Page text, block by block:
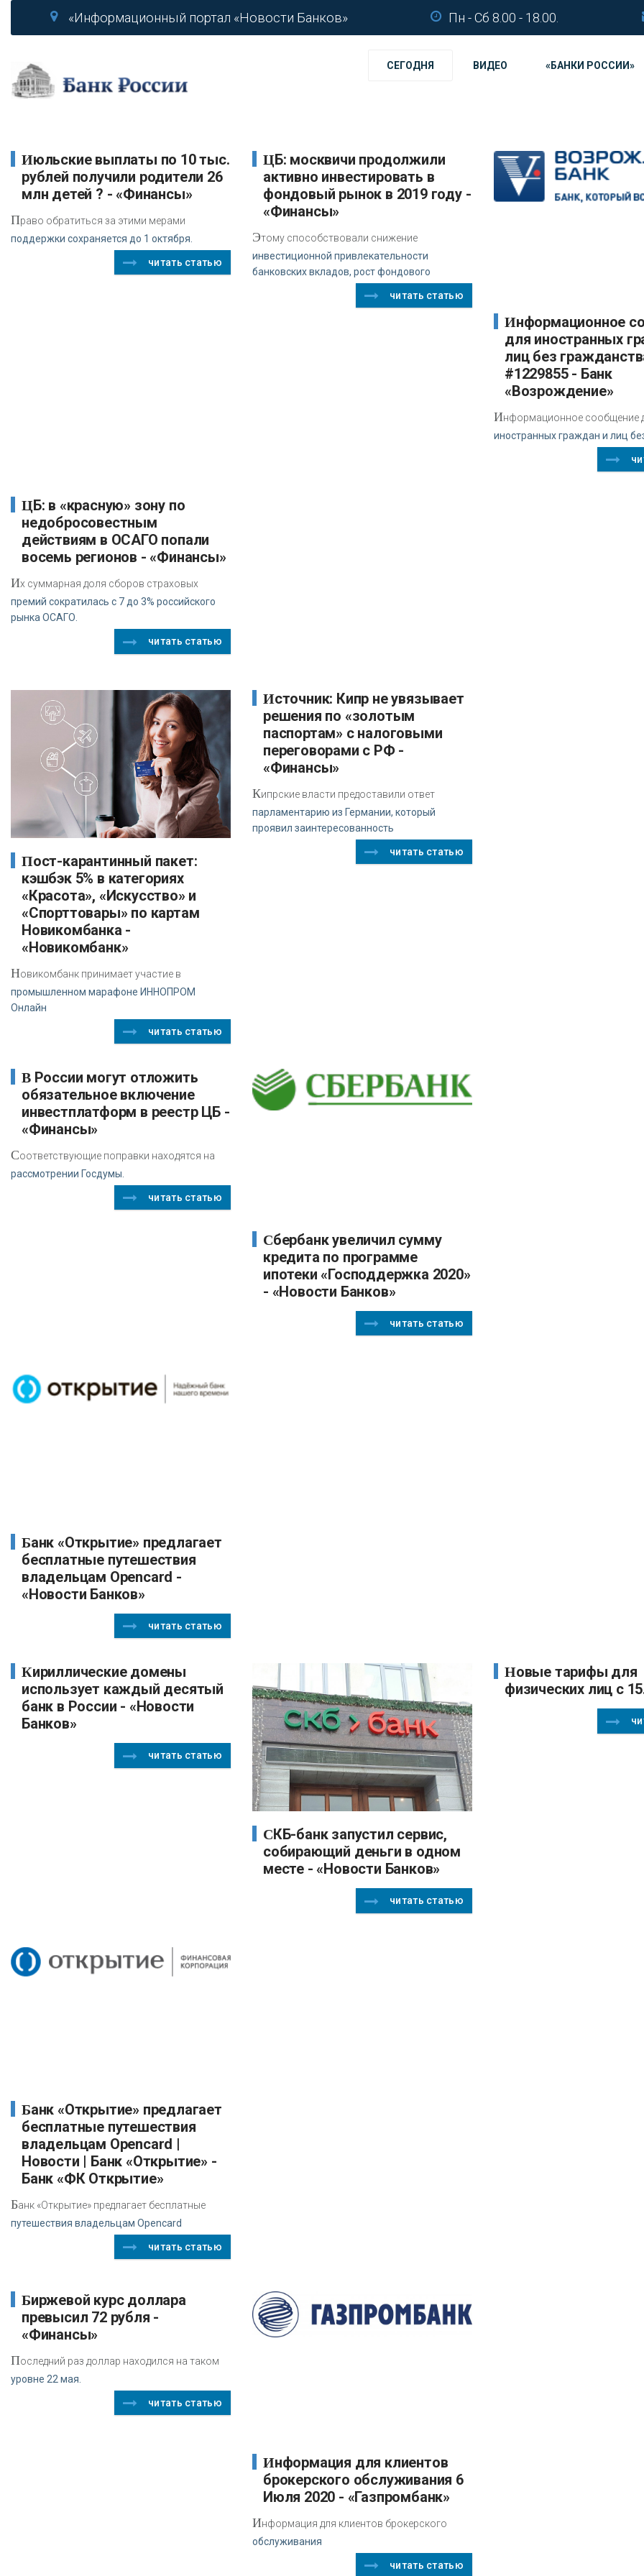
«Информационный портал «Новости Банков» Пн - Сб 8.00 - 18.00.
СЕГОДНЯ ВИДЕО «БАНКИ РОССИИ»
Июльские выплаты по 10 тыс.
рублей получили родители 26
млн детей ? - «Финансы»
Право обратиться за этими мерами
поддержки сохраняется до 1 октября.
читать статью
ЦБ: москвичи продолжили
активно инвестировать в
фондовый рынок в 2019 году -
«Финансы»
Этому способствовали снижение
инвестиционной привлекательности
банковских вкладов, рост фондового
читать статью
Информационное сообщение
для иностранных
лиц без
#1229855 - Банк
«Возрождение»
Информационное сообщение
иностранных граждан и лиц
ЦБ: в «красную» зону по
недобросовестным
действиям в ОСАГО попали
восемь регионов - «Финансы»
Их суммарная доля сборов страховых
премий сократилась с 7 до 3% российского
рынка ОСАГО.
читать статью
Пост-карантинный пакет:
кэшбэк 5% в категориях
«Красота», «Искусство» и
«Спорттовары» по картам
Новикомбанка -
«Новикомбанк»
Новикомбанк принимает участие в
промышленном марафоне ИННОПРОМ
Онлайн
читать статью
Источник: Кипр не увязывает
решения по «золотым
паспортам» с налоговыми
переговорами с РФ -
«Финансы»
Кипрские власти предоставили ответ
парламентарию из Германии, который
проявил заинтересованность
читать статью
В России могут отложить
обязательное включение
инвестплатформ в реестр ЦБ -
«Финансы»
Соответствующие поправки находятся на
рассмотрении Госдумы.
читать статью
Сбербанк увеличил сумму
кредита по программе
ипотеки «Господдержка 2020»
- «Новости Банков»
читать статью
Банк «Открытие» предлагает
бесплатные путешествия
владельцам Opencard -
«Новости Банков»
читать статью
Кириллические домены
использует каждый десятый
банк в России - «Новости
Банков»
читать статью
СКБ-банк запустил сервис,
собирающий деньги в одном
месте - «Новости Банков»
читать статью
Новые тарифы для
физических лиц с
Банк «Открытие» предлагает
бесплатные путешествия
владельцам Opencard |
Новости | Банк «Открытие» -
Банк «ФК Открытие»
Банк «Открытие» предлагает бесплатные
путешествия владельцам Opencard
читать статью
Биржевой курс доллара
превысил 72 рубля -
«Финансы»
Последний раз доллар находился на таком
уровне 22 мая.
читать статью
Информация для клиентов
брокерского обслуживания 6
Июля 2020 - «Газпромбанк»
Информация для клиентов брокерского
обслуживания
читать статью